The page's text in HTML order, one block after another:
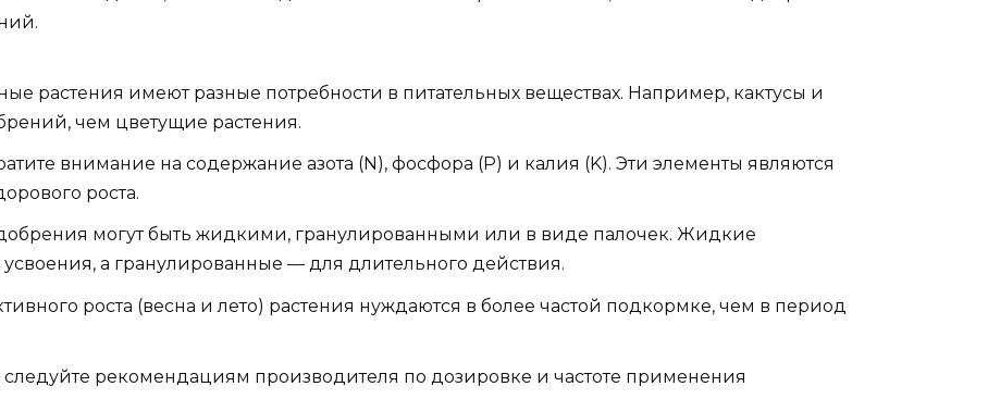
растения имеют разные потребности в питательных веществах. Например, кактусы и
чем цветущие растения.
внимание на содержание азота (N), фосфора (P) и калия (K). Эти элементы являются
роста.
могут быть жидкими, гранулированными или в виде палочек. Жидкие
а гранулированные — для длительного действия.
роста (весна и лето) растения нуждаются в более частой подкормке, чем в период
следуйте рекомендациям производителя по дозировке и частоте применения